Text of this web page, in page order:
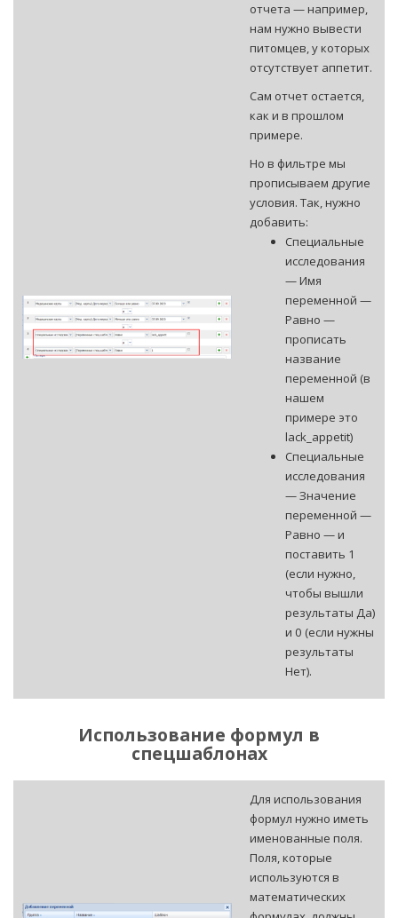
отчета — например,
нам нужно вывести
питомцев, у которых
отсутствует аппетит.
Сам отчет остается,
как и в прошлом
примере.
Но в фильтре мы
прописываем другие
условия. Так, нужно
добавить:
Специальные
исследования
— Имя
переменной —
Равно —
прописать
название
переменной (в
нашем
примере это
lack_appetit)
Специальные
исследования
— Значение
переменной —
Равно — и
поставить 1
(если нужно,
чтобы вышли
результаты Да)
и 0 (если нужны
результаты
Нет).
Использование формул в
спецшаблонах
Для использования
формул нужно иметь
именованные поля.
Поля, которые
используются в
математических